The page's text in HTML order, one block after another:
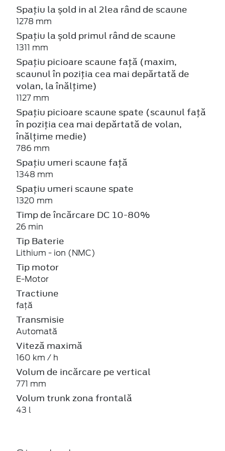
Spațiu la șold in al 2lea rând de scaune
1278 mm
Spațiu la șold primul rând de scaune
1311 mm
Spațiu picioare scaune față (maxim,
scaunul în poziția cea mai depărtată de
volan, la înălțime)
1127 mm
Spațiu picioare scaune spate (scaunul față
în poziția cea mai depărtată de volan,
înălțime medie)
786 mm
Spațiu umeri scaune față
1348 mm
Spațiu umeri scaune spate
1320 mm
Timp de încărcare DC 10-80%
26 min
Tip Baterie
Lithium - ion (NMC)
Tip motor
E-Motor
Tractiune
față
Transmisie
Automată
Viteză maximă
160 km / h
Volum de incărcare pe vertical
771 mm
Volum trunk zona frontală
43 l